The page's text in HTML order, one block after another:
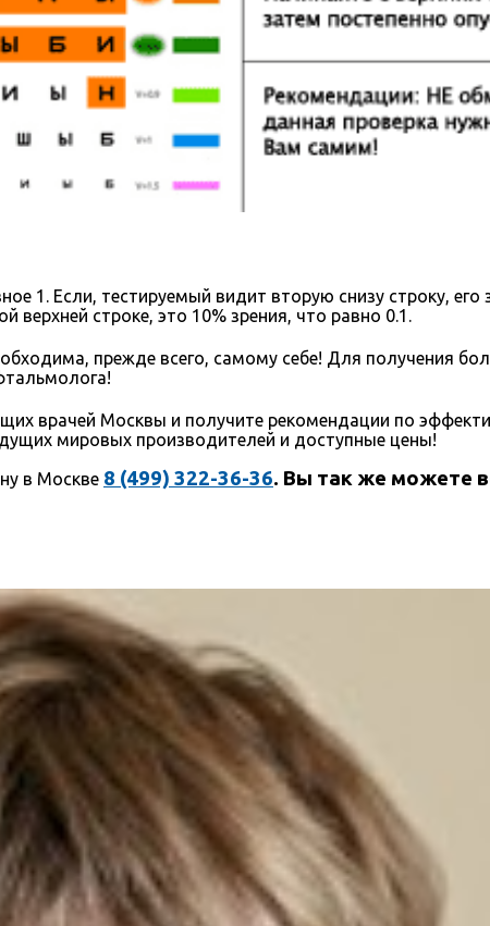
1. Если, тестируемый видит вторую снизу строку, его
строке, это 10% зрения, что равно 0.1.
прежде всего, самому себе! Для получения
врачей Москвы и получите рекомендации по
мировых производителей и доступные цены!
в Москве 8 (499) 322-36-36. Вы так же можете